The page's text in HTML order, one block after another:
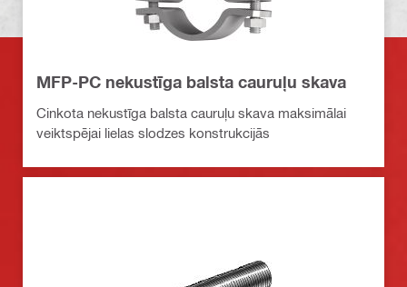
MFP-PC nekustīga balsta cauruļu skava
Cinkota nekustīga balsta cauruļu skava maksimālai
veiktspējai lielas slodzes konstrukcijās